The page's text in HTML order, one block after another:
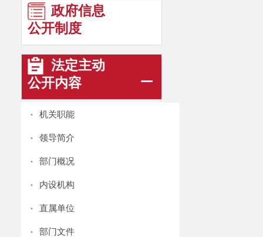
政府信息
公开制度
法定主动
公开内容
· 机关职能
· 领导简介
· 部门概况
· 内设机构
· 直属单位
· 部门文件